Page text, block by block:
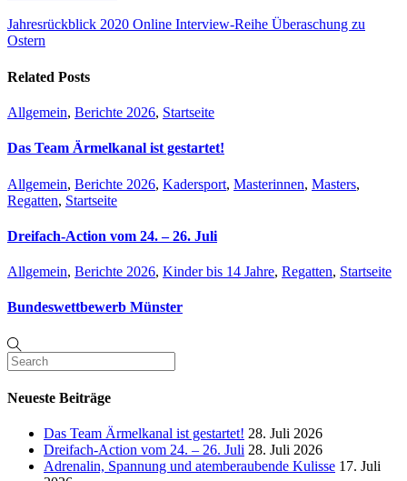
Jahresrückblick 2020 Online Interview-Reihe Überaschung zu
Ostern
Related Posts
Allgemein, Berichte 2026, Startseite
Das Team Ärmelkanal ist gestartet!
Allgemein, Berichte 2026, Kadersport, Masterinnen, Masters,
Regatten, Startseite
Dreifach-Action vom 24. – 26. Juli
Allgemein, Berichte 2026, Kinder bis 14 Jahre, Regatten, Startseite
Bundeswettbewerb Münster
Neueste Beiträge
Das Team Ärmelkanal ist gestartet! 28. Juli 2026
Dreifach-Action vom 24. – 26. Juli 28. Juli 2026
Adrenalin, Spannung und atemberaubende Kulisse 17. Juli